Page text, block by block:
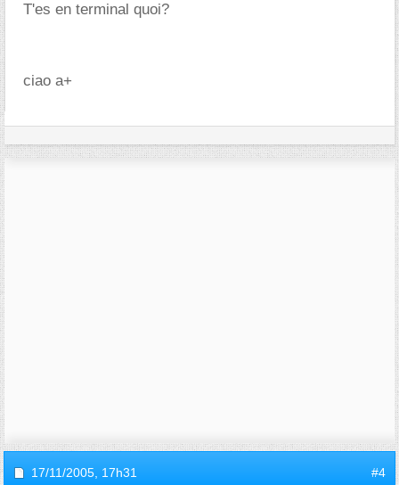
T'es en terminal quoi?
ciao a+
17/11/2005, 17h31 #4